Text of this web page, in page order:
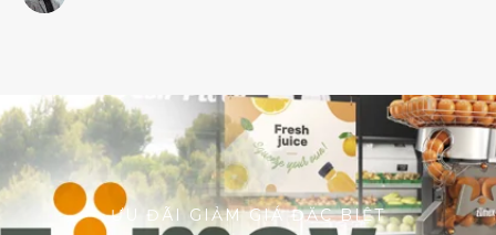
ƯU ĐÃI GIẢM GIÁ ĐẶC BIỆT